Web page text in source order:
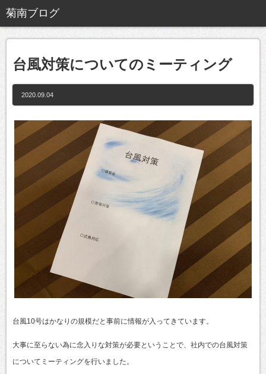
台風対策についてのミーティング
2020.09.04
台風10号はかなりの規模だと事前に情報が入ってきています。
大事に至らない為に念入りな対策が必要ということで、社内での台風対策
についてミーティングを行いました。